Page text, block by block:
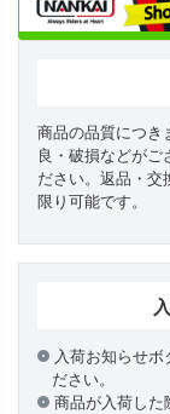
商品の品質につき
良・破損などがご
ださい。返品・交
限り可能です。
入荷お知らせ
ださい。
商品が入荷した